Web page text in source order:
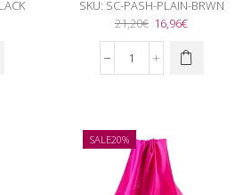
SKU: SC-PASH-PLAIN-BRWN
21,20€ Original
price
was:
21,20€.
16,96€Η
τιμή
Signare
ποσότητα
SALE20%